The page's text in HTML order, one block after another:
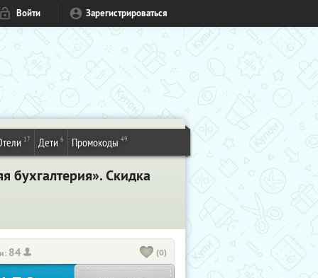
Войти Зарегистрироваться
17 Дети 6 Промокоды 49
бухгалтерия». Скидка
84 (0)